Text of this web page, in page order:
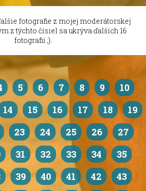
fotografie z mojej moderátorskej
z týchto čísiel sa ukrýva ďalších 16
fotografií ;).
5 6 7 8 9
10
14 15 16 17 18
19
23 24 25 26
27
31 32 33 34
35
39 40 41 42
43